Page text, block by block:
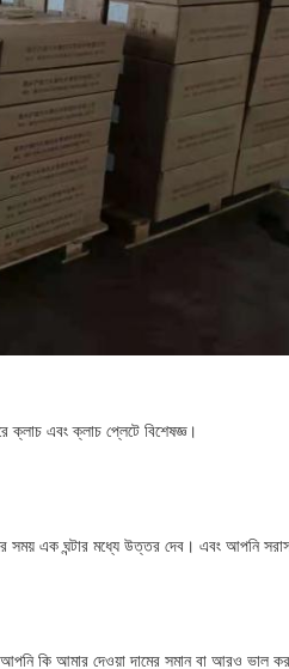
এবং ক্লাচ প্লেটে বিশেষজ্ঞ।
এক ঘন্টার মধ্যে উত্তর দেব। এবং আপনি
কি আমার দেওয়া দামের সমান বা আরও ভাল